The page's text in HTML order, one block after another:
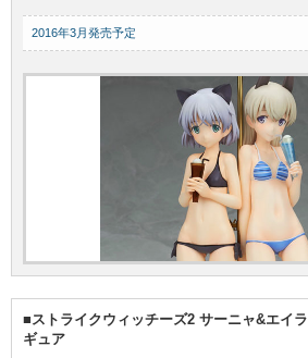
2016年3月発売予定
■ストライクウィッチーズ2 サーニャ&エイ
ギュア